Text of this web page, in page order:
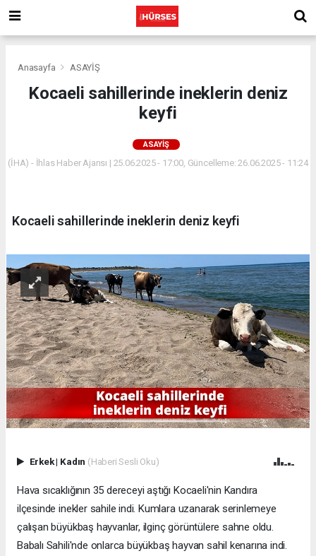
Anasayfa ASAYİŞ
Kocaeli sahillerinde ineklerin deniz
keyfi
ASAYİŞ
(İHA) - İhlas Haber Ajansı | 25.06.2025 - 17:00, Güncelleme: 26.06.2025 - 11:24
Kocaeli sahillerinde ineklerin deniz keyfi
Erkek| Kadın (Haberi Sesli Oku)
Hava sıcaklığının 35 dereceyi aştığı Kocaeli'nin Kandıra
ilçesinde inekler sahile indi. Kumlara uzanarak serinlemeye
çalışan büyükbaş hayvanlar, ilginç görüntülere sahne oldu.
Babalı Sahili'nde onlarca büyükbaş hayvan sahil kenarına indi.